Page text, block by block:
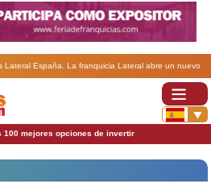
Lateral España. La franquicia Lateral abre un nuevo
Comercial Moraleja Green.
100 mejores opciones de invertir